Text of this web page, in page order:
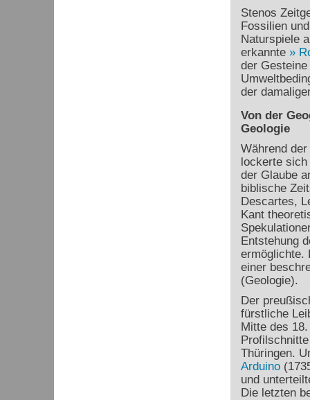
Stenos
Fossilien
Naturspiele
erkannte
der
der
Von der
Geologie
Während
lockerte
der Glaube
biblische
Descartes,
Kant
Entstehung
ermöglichte.
einer
(Geologie).
Der
fürstliche
Mitte des
Thüringen.
Arduino
und
Die letzten